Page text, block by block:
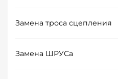
Замена троса сцепления
Замена ШРУСа